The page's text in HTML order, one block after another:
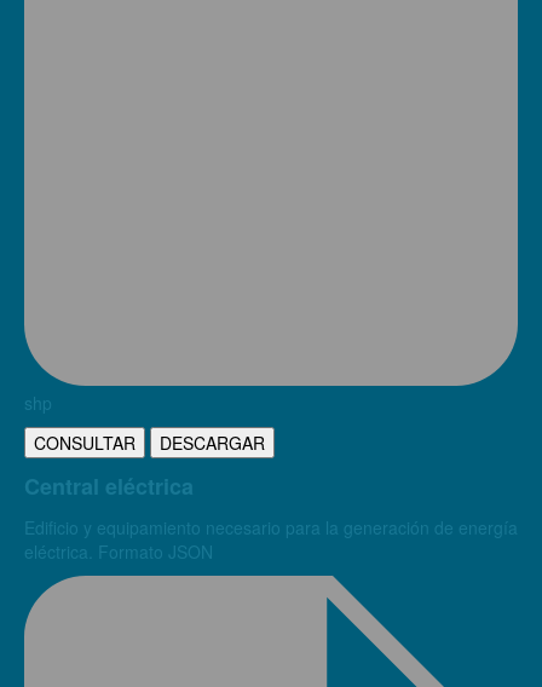
shp
CONSULTAR
DESCARGAR
Central eléctrica
Edificio y equipamiento necesario para la generación de energía
eléctrica. Formato JSON